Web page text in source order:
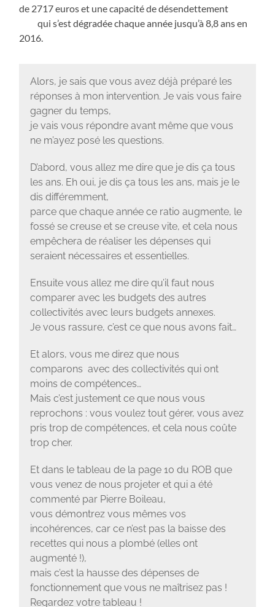
de 2717 euros et une capacité de désendettement
qui s’est dégradée chaque année jusqu’à 8,8 ans en
2016.
Alors, je sais que vous avez déjà préparé les
réponses à mon intervention. Je vais vous faire
gagner du temps,
je vais vous répondre avant même que vous
ne m’ayez posé les questions.
D’abord, vous allez me dire que je dis ça tous
les ans. Eh oui, je dis ça tous les ans, mais je le
dis différemment,
parce que chaque année ce ratio augmente, le
fossé se creuse et se creuse vite, et cela nous
empêchera de réaliser les dépenses qui
seraient nécessaires et essentielles.
Ensuite vous allez me dire qu’il faut nous
comparer avec les budgets des autres
collectivités avec leurs budgets annexes.
Je vous rassure, c’est ce que nous avons fait…
Et alors, vous me direz que nous
comparons avec des collectivités qui ont
moins de compétences…
Mais c’est justement ce que nous vous
reprochons : vous voulez tout gérer, vous avez
pris trop de compétences, et cela nous coûte
trop cher.
Et dans le tableau de la page 10 du ROB que
vous venez de nous projeter et qui a été
commenté par Pierre Boileau,
vous démontrez vous mêmes vos
incohérences, car ce n’est pas la baisse des
recettes qui nous a plombé (elles ont
augmenté !),
mais c’est la hausse des dépenses de
fonctionnement que vous ne maîtrisez pas !
Regardez votre tableau !